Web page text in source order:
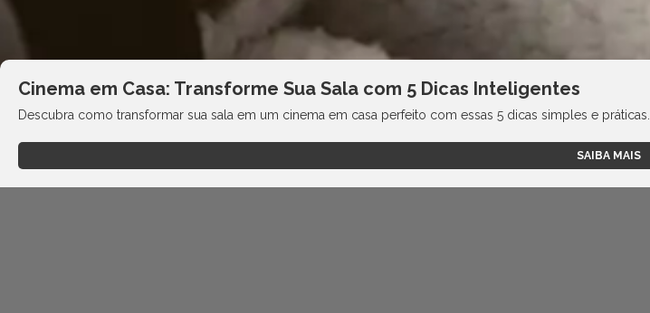
Cinema em Casa: Transforme Sua Sala com 5 Dicas Inteligentes
Descubra como transformar sua sala em um cinema em casa perfeito com essas 5 dicas simples e práticas.
SAIBA MAIS